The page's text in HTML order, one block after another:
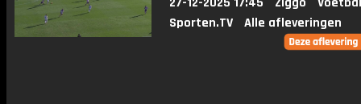
Sporten.TV
Alle afleveringen